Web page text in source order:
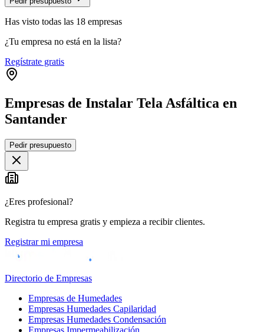
Has visto todas las 18 empresas
¿Tu empresa no está en la lista?
Regístrate gratis
Empresas de Instalar Tela Asfáltica en
Santander
+
−
Pedir presupuesto
¿Eres profesional?
Registra tu empresa gratis y empieza a recibir clientes.
Registrar mi empresa
Directorio de Empresas
Empresas de Humedades
Empresas Humedades Capilaridad
Empresas Humedades Condensación
Empresas Impermeabilización